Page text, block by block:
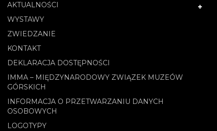
AKTUALNOŚCI
WYSTAWY
ZWIEDZANIE
KONTAKT
DEKLARACJA DOSTĘPNOŚCI
IMMA – MIĘDZYNARODOWY ZWIĄZEK MUZEÓW
GÓRSKICH
INFORMACJA O PRZETWARZANIU DANYCH
OSOBOWYCH
LOGOTYPY